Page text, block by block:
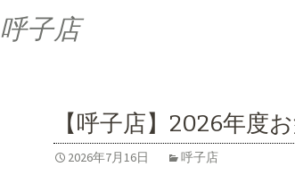
呼子店
【呼子店】2026年度
2026年7月16日 呼子店